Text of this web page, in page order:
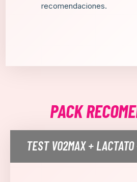
recomendaciones.
PACK
TEST VO2MAX +